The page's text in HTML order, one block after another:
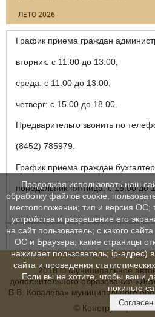
ЛЕТО 2026
График приема граждан
вторник: с 11.00 до 13.00;
среда: с 11.00 до 13.00;
четверг: с 15.00 до 18.00.
Предварительго звонить по
(8452) 785979.
График приема граждан
понедельник-пятница: с 15.00 до
2018 © Муниципальное
дополнительного образования
В.В. Ковалева» муниципального
© Конструктор
Продолжая использовать наш
обработку файлов cookie,
местоположении; тип и версия ОС;
устройства и разрешение его
на сайт пользователь; с какого
ОС и Браузера; какие страницы
нажимает пользователь; ip-адрес)
сайта и проведения
Если вы не хотите, чтобы ваши
покиньте
Согласен